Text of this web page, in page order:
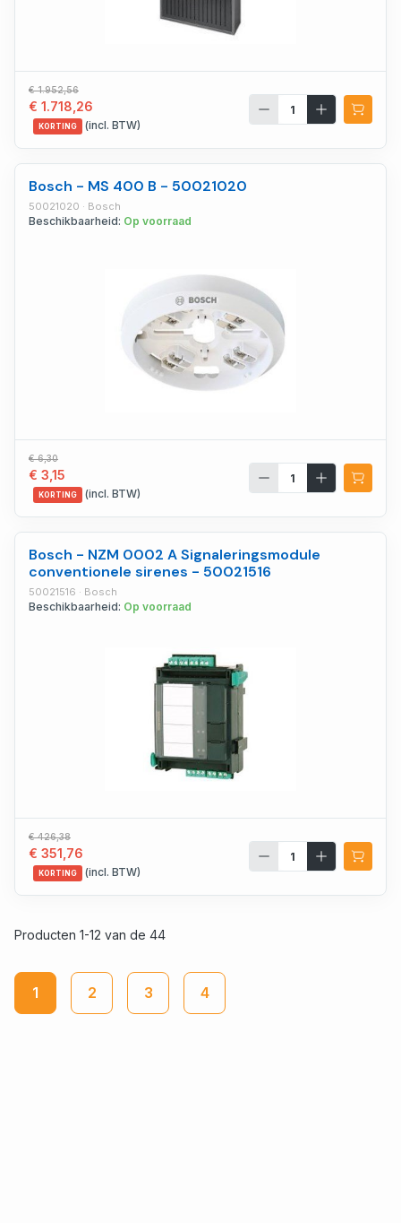
€ 1.952,56
€ 1.718,26
KORTING (incl. BTW)
Bosch - MS 400 B - 50021020
50021020 · Bosch
Beschikbaarheid: Op voorraad
€ 6,30
€ 3,15
KORTING (incl. BTW)
Bosch - NZM 0002 A Signaleringsmodule
conventionele sirenes - 50021516
50021516 · Bosch
Beschikbaarheid: Op voorraad
€ 426,38
€ 351,76
KORTING (incl. BTW)
Producten 1-12 van de 44
1 2 3 4